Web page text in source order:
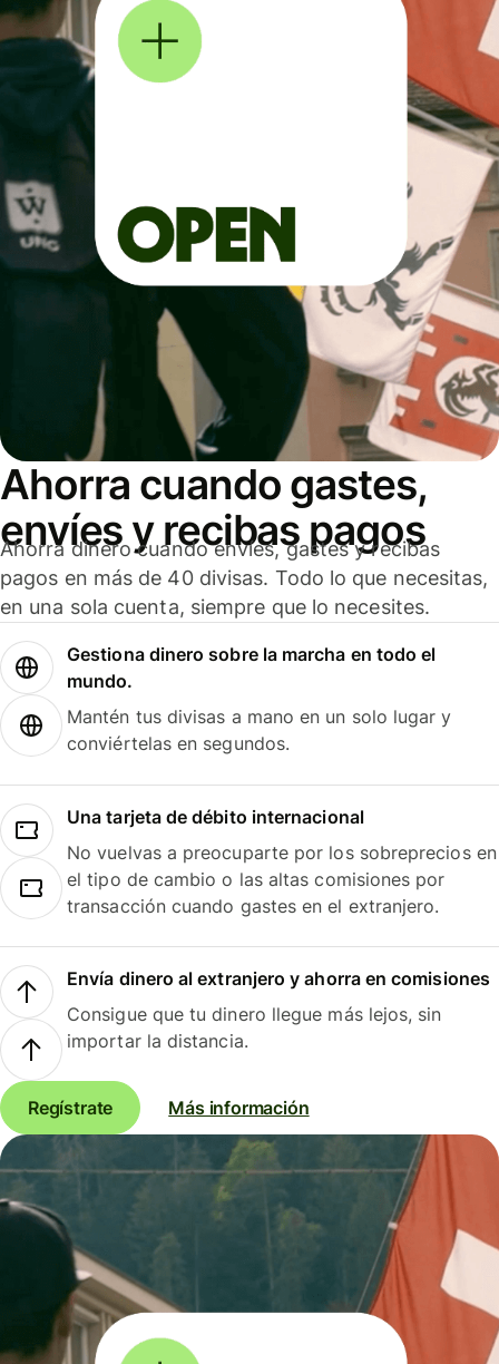
Ahorra cuando gastes,
envíes y recibas pagos
Ahorra dinero cuando envíes, gastes y recibas
pagos en más de 40 divisas. Todo lo que necesitas,
en una sola cuenta, siempre que lo necesites.
Gestiona dinero sobre la marcha en todo el
mundo.
Mantén tus divisas a mano en un solo lugar y
conviértelas en segundos.
Una tarjeta de débito internacional
No vuelvas a preocuparte por los sobreprecios en
el tipo de cambio o las altas comisiones por
transacción cuando gastes en el extranjero.
Envía dinero al extranjero y ahorra en comisiones
Consigue que tu dinero llegue más lejos, sin
importar la distancia.
Regístrate Más información